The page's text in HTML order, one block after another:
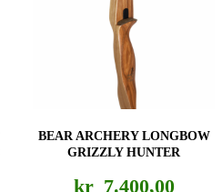
BEAR ARCHERY LONGBOW
GRIZZLY HUNTER
kr 7.400,00